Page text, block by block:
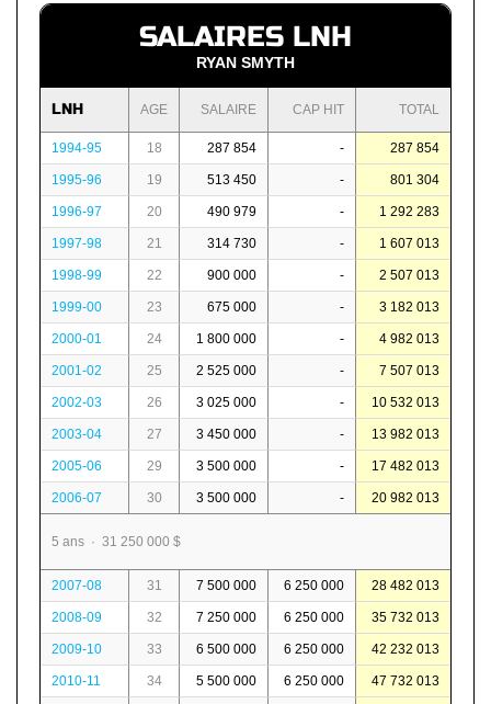
SALAIRES LNH
RYAN SMYTH
LNH AGE SALAIRE CAP HIT TOTAL
1994-95 18 287 854 - 287 854
1995-96 19 513 450 - 801 304
1996-97 20 490 979 - 1 292 283
1997-98 21 314 730 - 1 607 013
1998-99 22 900 000 - 2 507 013
1999-00 23 675 000 - 3 182 013
2000-01 24 1 800 000 - 4 982 013
2001-02 25 2 525 000 - 7 507 013
2002-03 26 3 025 000 - 10 532 013
2003-04 27 3 450 000 - 13 982 013
2005-06 29 3 500 000 - 17 482 013
2006-07 30 3 500 000 - 20 982 013
5 ans · 31 250 000 $
2007-08 31 7 500 000 6 250 000 28 482 013
2008-09 32 7 250 000 6 250 000 35 732 013
2009-10 33 6 500 000 6 250 000 42 232 013
2010-11 34 5 500 000 6 250 000 47 732 013